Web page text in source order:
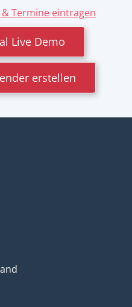
Termine eintragen
Live Demo
erstellen